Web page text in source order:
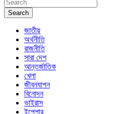
Search
জাতীয়
অর্থনীতি
রাজনীতি
সারা দেশ
আন্তর্জাতিক
খেলা
জীবনযাপন
বিনোদন
ভাইরাস
ইপেপার